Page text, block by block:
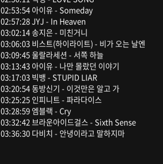
02:53:54 아이유 - Someday
02:57:28 JYJ - In Heaven
03:02:14 송지은 - 미친거니
03:06:03 비스트(하이라이트) - 비가 오는 날엔
03:09:45 울랄라세션 - 서쪽 하늘
03:13:43 아이유 - 나만 몰랐던 이야기
03:17:03 빅뱅 - STUPID LIAR
03:20:54 동방신기 - 이것만은 알고 가
03:25:25 인피니트 - 파라다이스
03:28:59 엠블랙 - Cry
03:32:42 브라운아이드걸스 - Sixth Sense
03:36:30 다비치 - 안녕이라고 말하지마